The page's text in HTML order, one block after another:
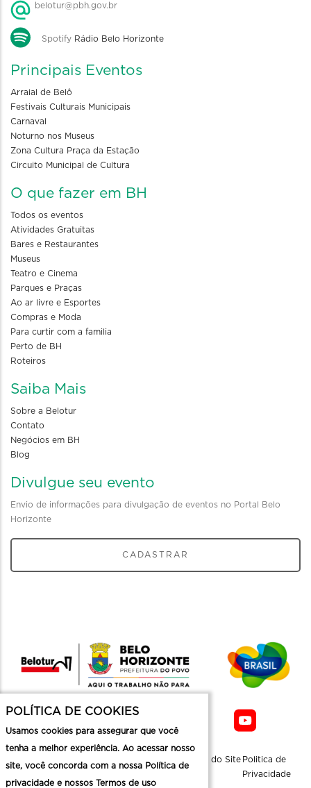
belotur@pbh.gov.br
Spotify Rádio Belo Horizonte
Principais Eventos
Arraial de Belô
Festivais Culturais Municipais
Carnaval
Noturno nos Museus
Zona Cultura Praça da Estação
Circuito Municipal de Cultura
O que fazer em BH
Todos os eventos
Atividades Gratuitas
Bares e Restaurantes
Museus
Teatro e Cinema
Parques e Praças
Ao ar livre e Esportes
Compras e Moda
Para curtir com a familia
Perto de BH
Roteiros
Saiba Mais
Sobre a Belotur
Contato
Negócios em BH
Blog
Divulgue seu evento
Envio de informações para divulgação de eventos no Portal Belo
Horizonte
CADASTRAR
Mapa do Site Politica de
Privacidade
POLÍTICA DE COOKIES
Usamos cookies para assegurar que você
tenha a melhor experiência. Ao acessar nosso
site, você concorda com a nossa Política de
privacidade e nossos Termos de uso